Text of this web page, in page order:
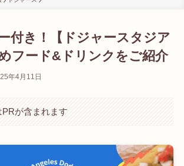
付き！【ドジャースタジア
フード&ドリンクをご紹介
年4月11日
が含まれます